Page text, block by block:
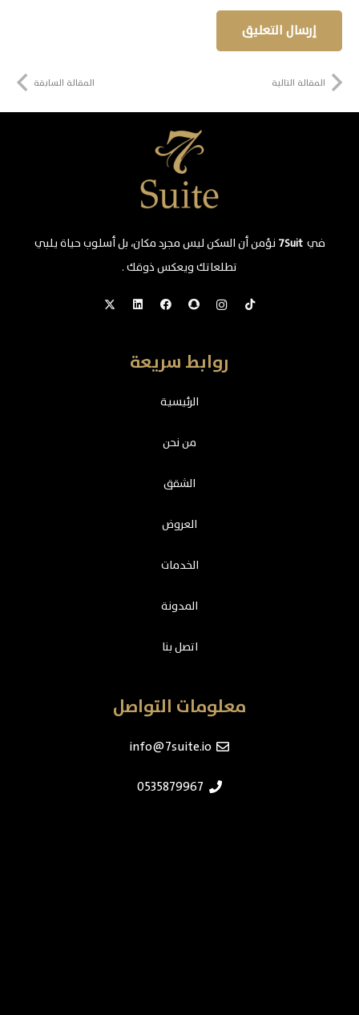
إرسال التعليق
المقالة السابقة المقالة التالية
في7Suit نؤمن أن السكن ليس مجرد مكان، بل أسلوب حياة يلبي
تطلعاتك ويعكس ذوقك .
روابط سريعة
الرئيسية
من نحن
الشقق
العروض
الخدمات
المدونة
اتصل بنا
معلومات التواصل
info@7suite.io
0535879967